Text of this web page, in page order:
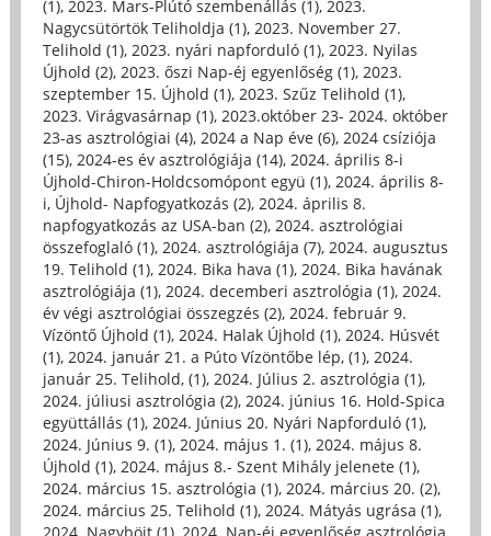
(1), 2023. Mars-Plútó szembenállás (1), 2023.
Nagycsütörtök Teliholdja (1), 2023. November 27.
Telihold (1), 2023. nyári napforduló (1), 2023. Nyilas
Újhold (2), 2023. őszi Nap-éj egyenlőség (1), 2023.
szeptember 15. Újhold (1), 2023. Szűz Telihold (1),
2023. Virágvasárnap (1), 2023.október 23- 2024. október
23-as asztrológiai (4), 2024 a Nap éve (6), 2024 csíziója
(15), 2024-es év asztrológiája (14), 2024. április 8-i
Újhold-Chiron-Holdcsomópont együ (1), 2024. április 8-
i, Újhold- Napfogyatkozás (2), 2024. április 8.
napfogyatkozás az USA-ban (2), 2024. asztrológiai
összefoglaló (1), 2024. asztrológiája (7), 2024. augusztus
19. Telihold (1), 2024. Bika hava (1), 2024. Bika havának
asztrológiája (1), 2024. decemberi asztrológia (1), 2024.
év végi asztrológiai összegzés (2), 2024. február 9.
Vízöntő Újhold (1), 2024. Halak Újhold (1), 2024. Húsvét
(1), 2024. január 21. a Púto Vízöntőbe lép, (1), 2024.
január 25. Telihold, (1), 2024. Július 2. asztrológia (1),
2024. júliusi asztrológia (2), 2024. június 16. Hold-Spica
együttállás (1), 2024. Június 20. Nyári Napforduló (1),
2024. Június 9. (1), 2024. május 1. (1), 2024. május 8.
Újhold (1), 2024. május 8.- Szent Mihály jelenete (1),
2024. március 15. asztrológia (1), 2024. március 20. (2),
2024. március 25. Telihold (1), 2024. Mátyás ugrása (1),